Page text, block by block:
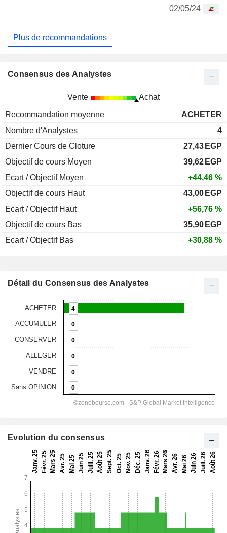
02/05/24
Plus de recommandations
Consensus des Analystes
Vente Achat
Recommandation moyenne
ACHETER
Nombre d'Analystes
4
Dernier Cours de Cloture
27,43 EGP
Objectif de cours Moyen
39,62 EGP
Ecart / Objectif Moyen
+44,46 %
Objectif de cours Haut
43,00 EGP
Ecart / Objectif Haut
+56,76 %
Objectif de cours Bas
35,90 EGP
Ecart / Objectif Bas
+30,88 %
Détail du Consensus des Analystes
Evolution du consensus